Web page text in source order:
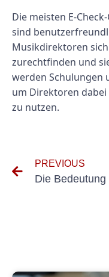
Die meisten E-
sind
Musikdirektoren
zurechtfinden und
werden Schulungen
um Direktoren dabei
zu nutzen.
PREVIOUS